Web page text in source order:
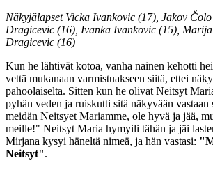
Näkyjälapset Vicka Ivankovic (17), Jakov
Dragicevic (16), Ivanka Ivankovic (15),
Dragicevic (16)
Kun he lähtivät kotoa, vanha nainen kehotti
vettä mukanaan varmistuakseen siitä, ettei
pahoolaiselta. Sitten kun he olivat Neitsyt
pyhän veden ja ruiskutti sitä näkyvään vastaan
meidän Neitsyet Mariamme, ole hyvä ja jää,
meille!" Neitsyt Maria hymyili tähän ja jäi
Mirjana kysyi häneltä nimeä, ja hän vastasi:
Neitsyt".